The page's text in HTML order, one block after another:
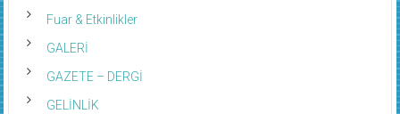
Fuar & Etkinlikler
GALERİ
GAZETE – DERGİ
GELİNLİK